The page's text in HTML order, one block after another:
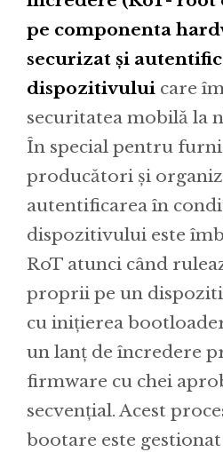
pe componenta
securizat și
dispozitivului care
securitatea mobilă la
În special pentru
producători și
autentificarea în
dispozitivului este
RoT atunci când
proprii pe un
cu inițierea
un lanț de încredere
firmware cu chei
secvențial. Acest
bootare este gestionat